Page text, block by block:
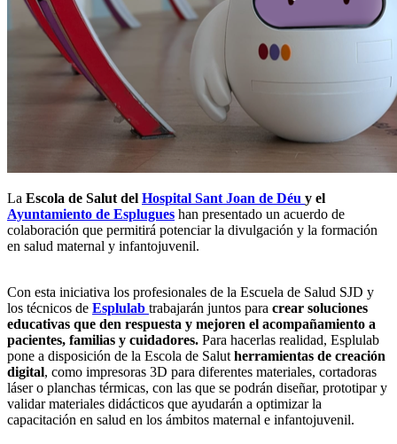
La Escola de Salut del Hospital Sant Joan de Déu y el
Ayuntamiento de Esplugues han presentado un acuerdo de
colaboración que permitirá potenciar la divulgación y la formación
en salud maternal y infantojuvenil.
Con esta iniciativa los profesionales de la Escuela de Salud SJD y
los técnicos de Esplulab trabajarán juntos para crear soluciones
educativas que den respuesta y mejoren el acompañamiento a
pacientes, familias y cuidadores. Para hacerlas realidad, Esplulab
pone a disposición de la Escola de Salut herramientas de creación
digital, como impresoras 3D para diferentes materiales, cortadoras
láser o planchas térmicas, con las que se podrán diseñar, prototipar y
validar materiales didácticos que ayudarán a optimizar la
capacitación en salud en los ámbitos maternal e infantojuvenil.